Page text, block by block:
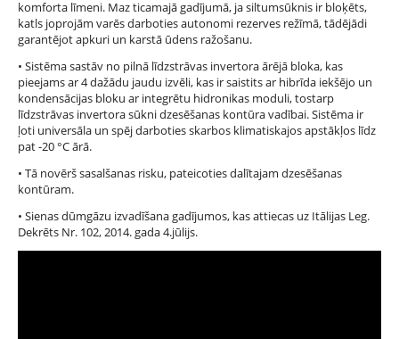
komforta līmeni. Maz ticamajā gadījumā, ja siltumsūknis ir bloķēts,
katls joprojām varēs darboties autonomi rezerves režīmā, tādējādi
garantējot apkuri un karstā ūdens ražošanu.
• Sistēma sastāv no pilnā līdzstrāvas invertora ārējā bloka, kas
pieejams ar 4 dažādu jaudu izvēli, kas ir saistits ar hibrīda iekšējo un
kondensācijas bloku ar integrētu hidronikas moduli, tostarp
līdzstrāvas invertora sūkni dzesēšanas kontūra vadībai. Sistēma ir
ļoti universāla un spēj darboties skarbos klimatiskajos apstākļos līdz
pat -20 °C ārā.
• Tā novērš sasalšanas risku, pateicoties dalītajam dzesēšanas
kontūram.
• Sienas dūmgāzu izvadīšana gadījumos, kas attiecas uz Itālijas Leg.
Dekrēts Nr. 102, 2014. gada 4.jūlijs.